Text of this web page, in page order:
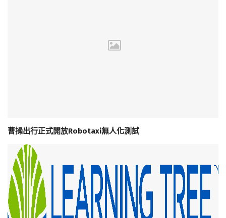
曹操出行正式開放Robotaxi無人化測試